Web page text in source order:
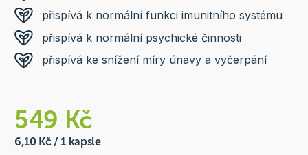
přispívá k normální funkci imunitního systému
přispívá k normální psychické činnosti
přispívá ke snížení míry únavy a vyčerpání
549 Kč
6,10 Kč / 1 kapsle